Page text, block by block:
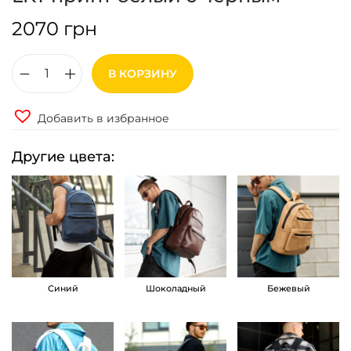
2070 грн
л
е
с
т
в
о
о
в
В КОРЗИНУ
Добавить в избранное
Другие цвета:
Синий Шоколадный Бежевый